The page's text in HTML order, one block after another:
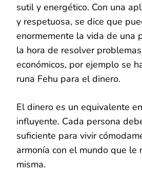
sutil y energético. Con una
y respetuosa, se dice que
enormemente la vida de una
la hora de resolver
económicos, por ejemplo se
runa Fehu para el dinero.
El dinero es un equivalente
influyente. Cada persona
suficiente para vivir
armonía con el mundo que le
misma.